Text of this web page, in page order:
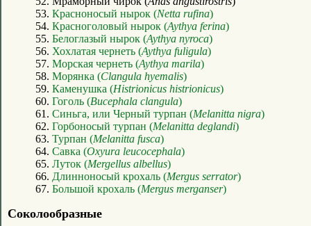
53. Красноносый нырок (Netta rufina)
54. Красноголовый нырок (Aythya ferina)
55. Белоглазый нырок (Aythya nyroca)
56. Хохлатая чернеть (Aythya fuligula)
57. Морская чернеть (Aythya marila)
58. Морянка (Clangula hyemalis)
59. Каменушка (Histrionicus histrionicus)
60. Гоголь (Bucephala clangula)
61. Синьга, или Черный турпан (Melanitta nigra)
62. Горбоносый турпан (Melanitta deglandi)
63. Турпан (Melanitta fusca)
64. Савка (Oxyura leucocephala)
65. Луток (Mergellus albellus)
66. Длинноносый крохаль (Mergus serrator)
67. Большой крохаль (Mergus merganser)
Соколообразные